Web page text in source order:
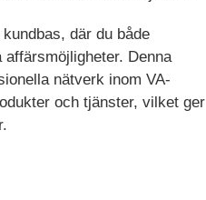
där du både
Denna
nätverk inom VA-
och tjänster, vilket ger